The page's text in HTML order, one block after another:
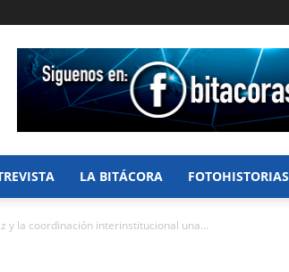
LA BITÁCORA FOTOHISTORIAS
y la coordinación interinstitucional una...